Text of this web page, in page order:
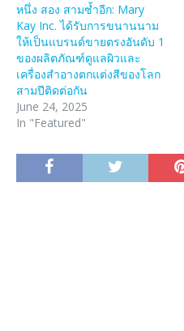
หนึ่ง สอง สามซ้ำอีก: Mary
Kay Inc. ได้รับการขนานนาม
ให้เป็นแบรนด์ขายตรงอันดับ 1
ของผลิตภัณฑ์ดูแลผิวและ
เครื่องสำอางตกแต่งสีของโลก
สามปีติดต่อกัน
June 24, 2025
In "Featured"